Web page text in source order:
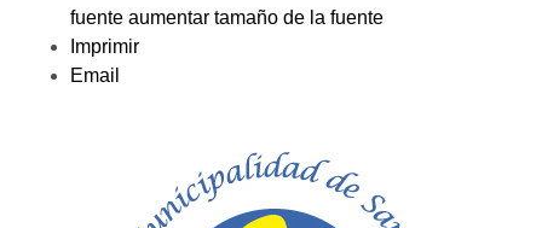
fuente aumentar tamaño de la fuente
Imprimir
Email